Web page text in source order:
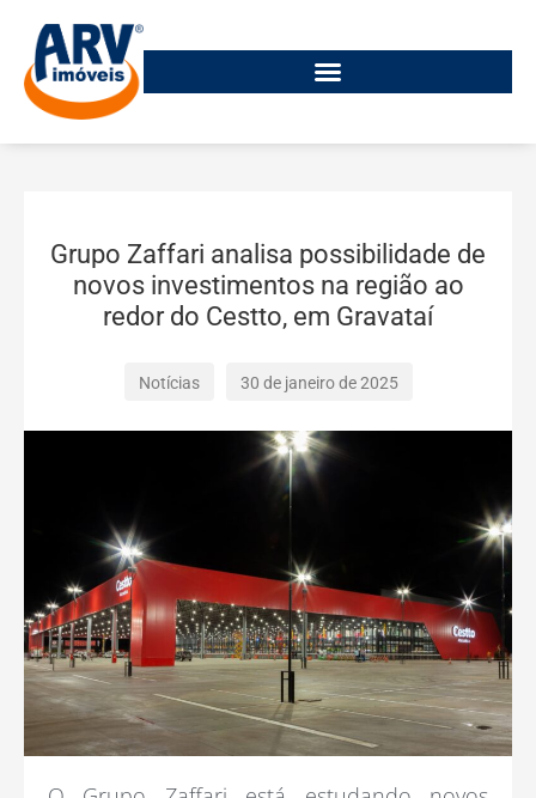
Grupo Zaffari analisa possibilidade de
novos investimentos na região ao
redor do Cestto, em Gravataí
Notícias 30 de janeiro de 2025